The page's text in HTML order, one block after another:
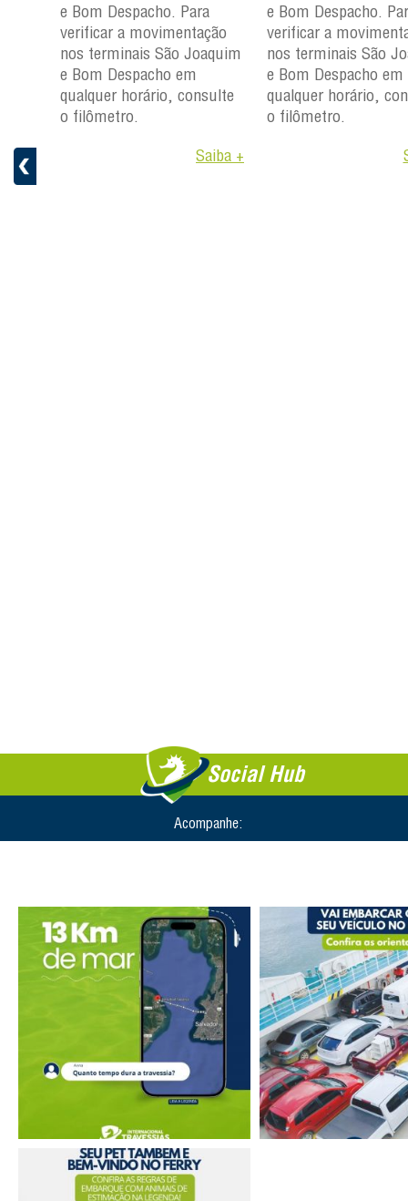
+
e Bom Despacho. Para
verificar a movimentação
nos terminais São Joaquim
e Bom Despacho em
qualquer horário, consulte
o filômetro.
Saiba +
e Bom Despacho.
verificar a
nos terminais São
e Bom Despacho em
qualquer horário,
o filômetro.
Social Hub
Acompanhe: